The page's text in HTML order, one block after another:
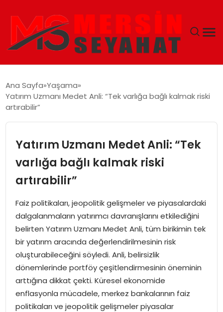
EKONOMI
GÜNCEL
Ana Sayfa Yaşama
Yatırım Uzmanı Medet Anli: “Tek varlığa bağlı kalmak riski
artırabilir”
Yatırım Uzmanı Medet Anli: “Tek
varlığa bağlı kalmak riski
artırabilir”
Faiz politikaları, jeopolitik gelişmeler ve piyasalardaki
dalgalanmaların yatırımcı davranışlarını etkilediğini
belirten Yatırım Uzmanı Medet Anli, tüm birikimin tek
bir yatırım aracında değerlendirilmesinin risk
oluşturabileceğini söyledi. Anli, belirsizlik
dönemlerinde portföy çeşitlendirmesinin öneminin
arttığına dikkat çekti. Küresel ekonomide
enflasyonla mücadele, merkez bankalarının faiz
politikaları ve jeopolitik gelişmeler piyasalar